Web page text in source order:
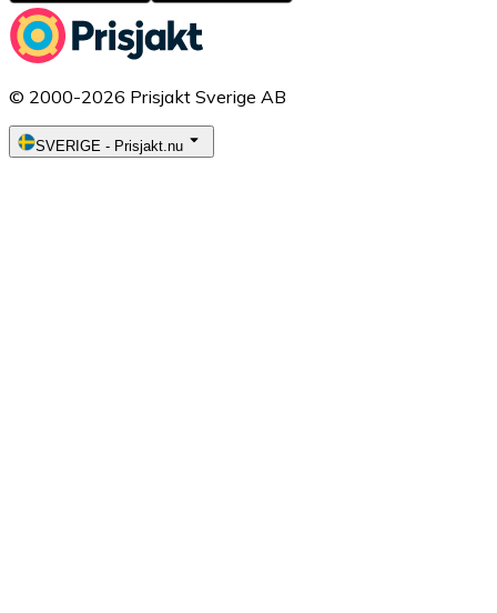
© 2000-2026 Prisjakt Sverige AB
SVERIGE - Prisjakt.nu